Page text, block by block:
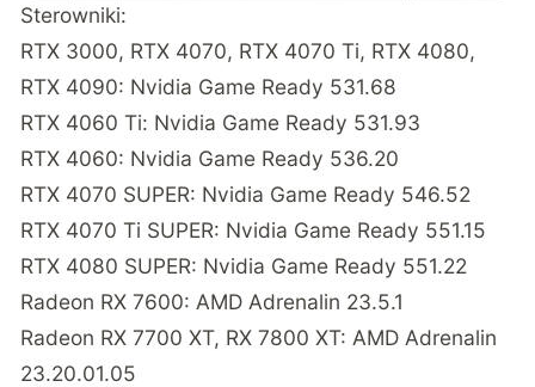
Sterowniki:
RTX 3000, RTX 4070, RTX 4070 Ti, RTX 4080,
RTX 4090: Nvidia Game Ready 531.68
RTX 4060 Ti: Nvidia Game Ready 531.93
RTX 4060: Nvidia Game Ready 536.20
RTX 4070 SUPER: Nvidia Game Ready 546.52
RTX 4070 Ti SUPER: Nvidia Game Ready 551.15
RTX 4080 SUPER: Nvidia Game Ready 551.22
Radeon RX 7600: AMD Adrenalin 23.5.1
Radeon RX 7700 XT, RX 7800 XT: AMD Adrenalin
23.20.01.05